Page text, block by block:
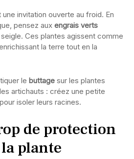
invitation ouverte au froid. En
pensez aux engrais verts
Ces plantes agissent comme
la terre tout en la
le buttage sur les plantes
artichauts : créez une petite
isoler leurs racines.
de protection
plante